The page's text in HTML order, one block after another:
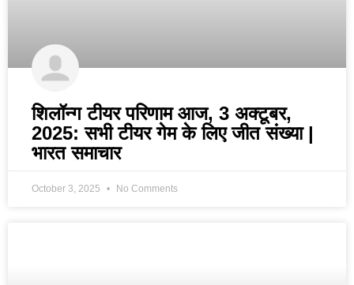
शिलॉन्ग टीयर परिणाम आज, 3 अक्टूबर,
2025: सभी टीयर गेम के लिए जीत संख्या |
भारत समाचार
October 3, 2025 No Comments